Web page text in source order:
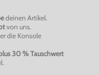
deinen Artikel.
von uns.
die Konsole
30 % Tauschwert